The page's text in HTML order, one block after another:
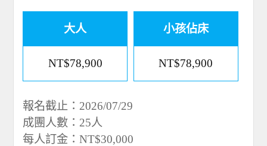
大人
NT$78,900
小孩佔床
NT$78,900
報名截止：2026/07/29
成團人數：25人
每人訂金：NT$30,000